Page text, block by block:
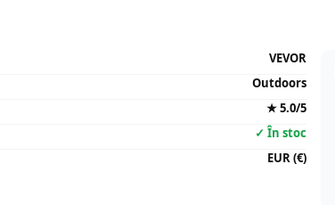
VEVOR
Outdoors
★ 5.0/5
✓ În stoc
EUR (€)